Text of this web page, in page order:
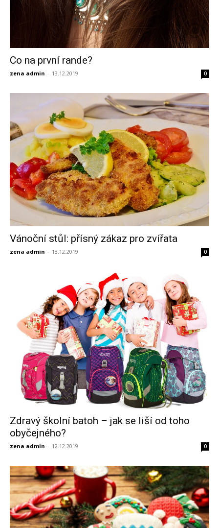
Co na první rande?
zena admin - 13.12.2019 0
Vánoční stůl: přísný zákaz pro zvířata
zena admin - 13.12.2019 0
Zdravý školní batoh – jak se liší od toho
obyčejného?
zena admin - 12.12.2019 0